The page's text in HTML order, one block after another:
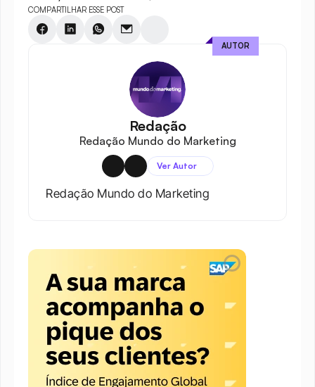
COMPARTILHAR ESSE POST
Redação
Redação Mundo do Marketing
Ver Autor
Redação Mundo do Marketing
AUTOR